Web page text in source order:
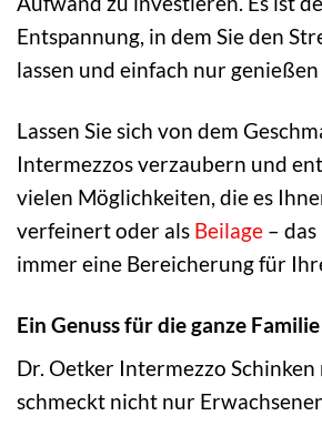
Entspannung, in dem Sie den
lassen und einfach nur
Lassen Sie sich von dem
Intermezzos verzaubern und
vielen Möglichkeiten, die es
verfeinert oder als Beilage –
immer eine Bereicherung für
Ein Genuss für die ganze Familie
Dr. Oetker Intermezzo
schmeckt nicht nur